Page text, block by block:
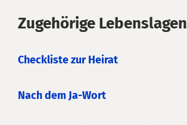
Zugehörige Lebenslagen
Checkliste zur Heirat
Nach dem Ja-Wort